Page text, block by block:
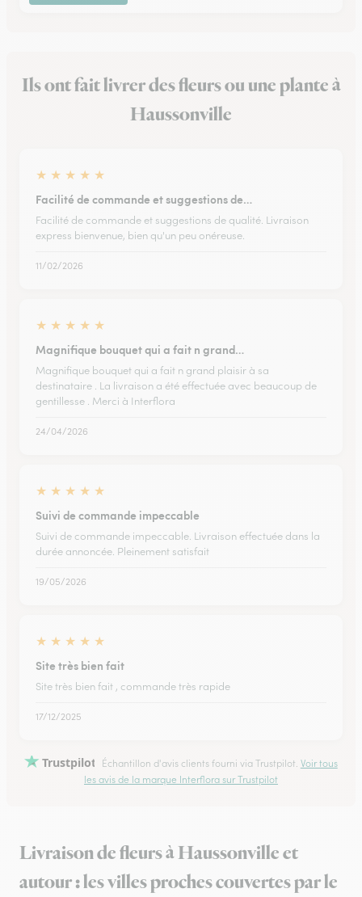
Ils ont fait livrer des fleurs ou une plante à
Haussonville
★ ★ ★ ★ ★
Facilité de commande et suggestions de…
Facilité de commande et suggestions de qualité. Livraison
express bienvenue, bien qu'un peu onéreuse.
11/02/2026
★ ★ ★ ★ ★
Magnifique bouquet qui a fait n grand…
Magnifique bouquet qui a fait n grand plaisir à sa
destinataire . La livraison a été effectuée avec beaucoup de
gentillesse . Merci à Interflora
24/04/2026
★ ★ ★ ★ ★
Suivi de commande impeccable
Suivi de commande impeccable. Livraison effectuée dans la
durée annoncée. Pleinement satisfait
19/05/2026
★ ★ ★ ★ ★
Site très bien fait
Site très bien fait , commande très rapide
17/12/2025
Trustpilot Échantillon d'avis clients fourni via Trustpilot. Voir tous
les avis de la marque Interflora sur Trustpilot
Livraison de fleurs à Haussonville et
autour : les villes proches couvertes par le